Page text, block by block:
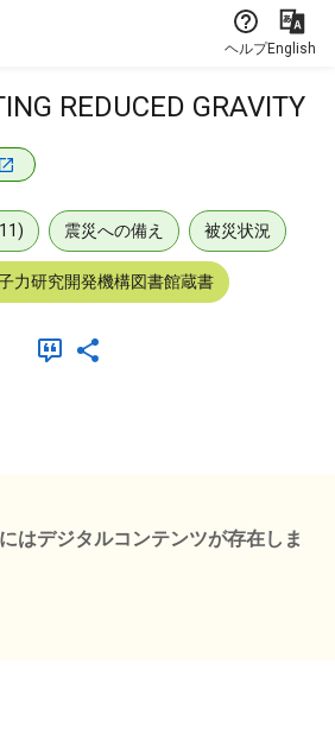
ヘルプEnglish
REDUCED GRAVITY
震災への備え 被災状況
力研究開発機構図書館蔵書
はデジタルコンテンツが存在しま